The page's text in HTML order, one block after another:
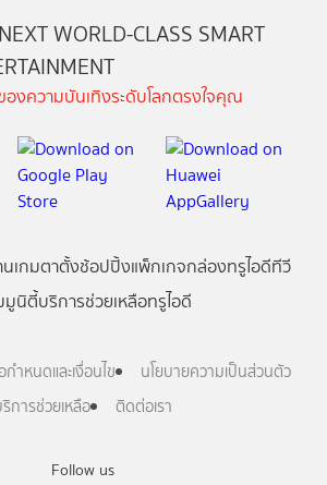
Follow us
WORLD-CLASS SMART
งความบันเทิงระดับโลกตรงใจคุณ
เกมตาตั้งช้อปปิ้งแพ็กเกจกล่องทรูไอดีทีวี
มูนิตี้บริการช่วยเหลือทรูไอดี
กำหนดและเงื่อนไข
นโยบายความเป็นส่วนตัว
การช่วยเหลือ
ติดต่อเรา